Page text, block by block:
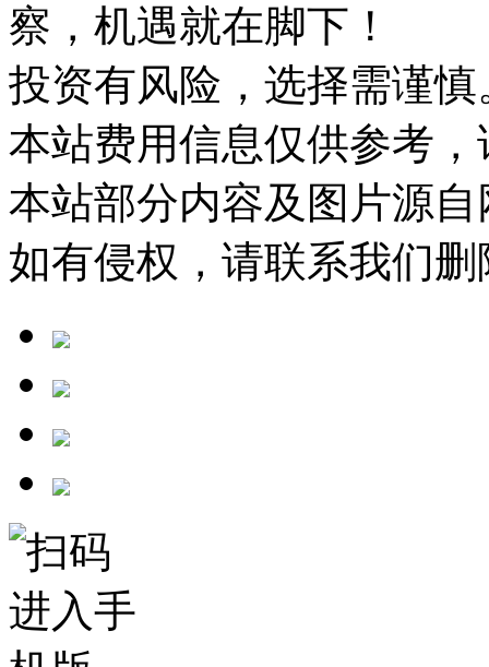
察，机遇就在脚下！
投资有风险，选择需谨慎
本站费用信息仅供参考
本站部分内容及图片源
如有侵权，请联系我们删